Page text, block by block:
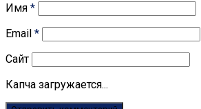
Имя *
Email *
Сайт
Капча загружается...